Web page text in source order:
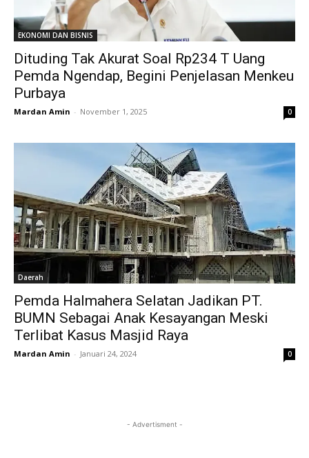
EKONOMI DAN BISNIS
Dituding Tak Akurat Soal Rp234 T Uang
Pemda Ngendap, Begini Penjelasan Menkeu
Purbaya
Mardan Amin - November 1, 2025 0
Daerah
Pemda Halmahera Selatan Jadikan PT.
BUMN Sebagai Anak Kesayangan Meski
Terlibat Kasus Masjid Raya
Mardan Amin - Januari 24, 2024 0
- Advertisment -